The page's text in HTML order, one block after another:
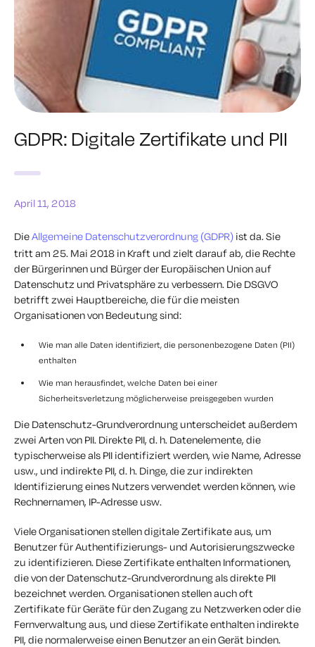
GDPR: Digitale Zertifikate und PII
April 11, 2018
DieAllgemeine Datenschutzverordnung (GDPR) ist da. Sie
tritt am 25. Mai 2018 in Kraft und zielt darauf ab, die Rechte
der Bürgerinnen und Bürger der Europäischen Union auf
Datenschutz und Privatsphäre zu verbessern. Die DSGVO
betrifft zwei Hauptbereiche, die für die meisten
Organisationen von Bedeutung sind:
Wie man alle Daten identifiziert, die personenbezogene Daten (PII)
enthalten
Wie man herausfindet, welche Daten bei einer
Sicherheitsverletzung möglicherweise preisgegeben wurden
Die Datenschutz-Grundverordnung unterscheidet außerdem
zwei Arten von PII. Direkte PII, d. h. Datenelemente, die
typischerweise als PII identifiziert werden, wie Name, Adresse
usw., und indirekte PII, d. h. Dinge, die zur indirekten
Identifizierung eines Nutzers verwendet werden können, wie
Rechnernamen, IP-Adresse usw.
Viele Organisationen stellen digitale Zertifikate aus, um
Benutzer für Authentifizierungs- und Autorisierungszwecke
zu identifizieren. Diese Zertifikate enthalten Informationen,
die von der Datenschutz-Grundverordnung als direkte PII
bezeichnet werden. Organisationen stellen auch oft
Zertifikate für Geräte für den Zugang zu Netzwerken oder die
Fernverwaltung aus, und diese Zertifikate enthalten indirekte
PII, die normalerweise einen Benutzer an ein Gerät binden.